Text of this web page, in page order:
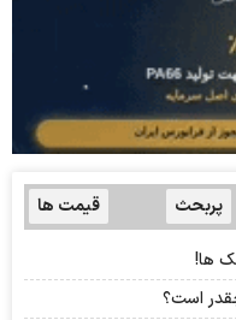
پربحث قیمت ها
ها!